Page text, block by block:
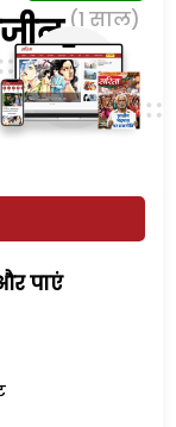
(1 साल)
पाएं